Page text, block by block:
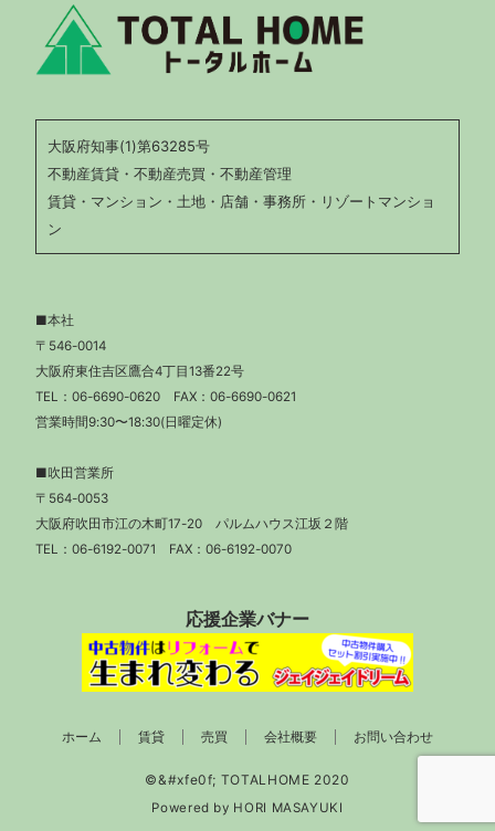
大阪府知事(1)第63285号
不動産賃貸・不動産売買・不動産管理
賃貸・マンション・土地・店舗・事務所・リゾートマンショ
ン
■本社
〒546-0014
大阪府東住吉区鷹合4丁目13番22号
TEL： 06-6690-0620 FAX：06-6690-0621
営業時間9:30〜18:30(日曜定休)
■吹田営業所
〒564-0053
大阪府吹田市江の木町17-20 パルムハウス江坂２階
TEL： 06-6192-0071 FAX：06-6192-0070
応援企業バナー
ホーム 賃貸 売買 会社概要 お問い合わせ
Powered by